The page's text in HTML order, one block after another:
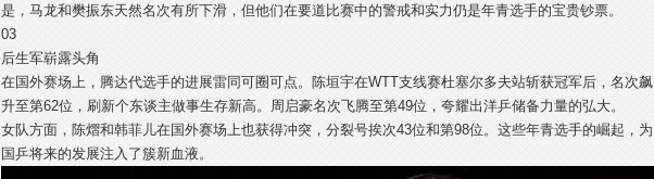
是，马龙和樊振东天然名次有所下滑，但他们在要道比赛中的警戒和实力仍是年青选手的宝贵钞票。
03
后生军崭露头角
在国外赛场上，腾达代选手的进展雷同可圈可点。陈垣宇在WTT支线赛杜塞尔多夫站斩获冠军后，名次飙
升至第62位，刷新个东谈主做事生存新高。周启豪名次飞腾至第49位，夸耀出洋乒储备力量的弘大。
女队方面，陈熠和韩菲儿在国外赛场上也获得冲突，分裂号挨次43位和第98位。这些年青选手的崛起，为
国乒将来的发展注入了簇新血液。